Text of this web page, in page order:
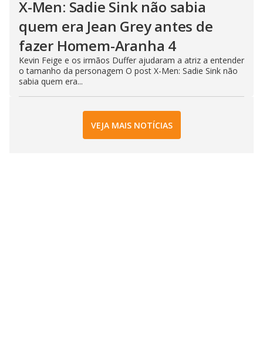
X-Men: Sadie Sink não sabia
quem era Jean Grey antes de
fazer Homem-Aranha 4
Kevin Feige e os irmãos Duffer ajudaram a atriz a entender
o tamanho da personagem O post X-Men: Sadie Sink não
sabia quem era...
VEJA MAIS NOTÍCIAS